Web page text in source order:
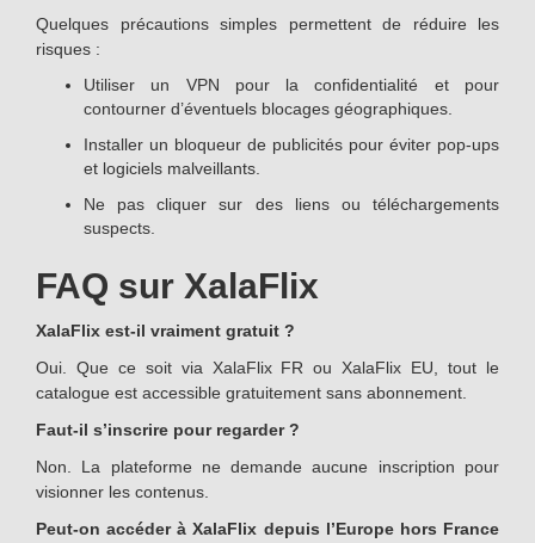
Quelques précautions simples permettent de réduire les
risques :
Utiliser un VPN pour la confidentialité et pour
contourner d’éventuels blocages géographiques.
Installer un bloqueur de publicités pour éviter pop-ups
et logiciels malveillants.
Ne pas cliquer sur des liens ou téléchargements
suspects.
FAQ sur XalaFlix
XalaFlix est-il vraiment gratuit ?
Oui. Que ce soit via XalaFlix FR ou XalaFlix EU, tout le
catalogue est accessible gratuitement sans abonnement.
Faut-il s’inscrire pour regarder ?
Non. La plateforme ne demande aucune inscription pour
visionner les contenus.
Peut-on accéder à XalaFlix depuis l’Europe hors France